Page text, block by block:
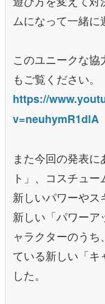
ムになって一緒に
このユニークな
もご覧ください。
https://
v=neuhymR1dlA
また今回の発表
ト」、コスチュー
新しいパワーや
新しい「パワーア
ャラクターのう
ている新しい「キ
した。